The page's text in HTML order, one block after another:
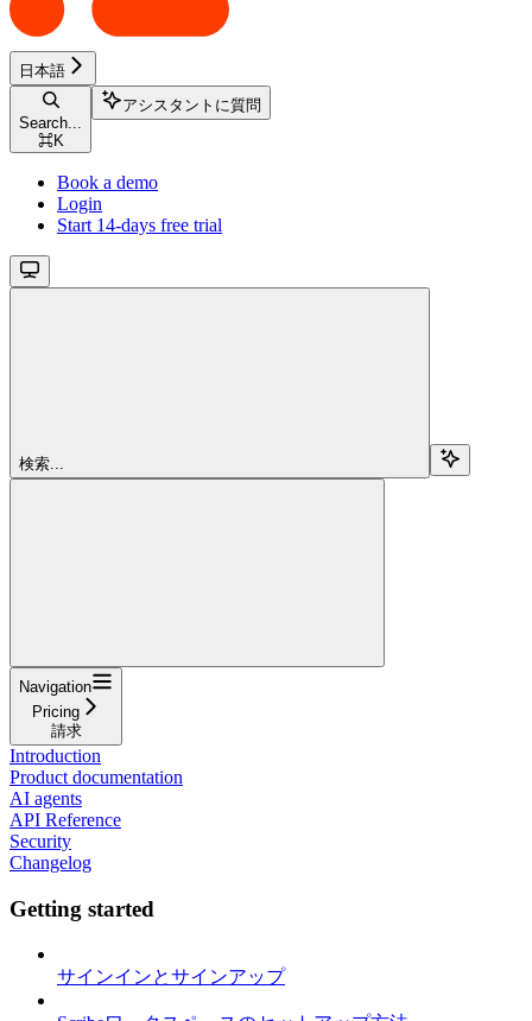
日本語
Search...
⌘K
アシスタントに質問
Book a demo
Login
Start 14-days free trial
検索...
Navigation
Pricing
請求
Introduction
Product documentation
AI agents
API Reference
Security
Changelog
Getting started
サインインとサインアップ